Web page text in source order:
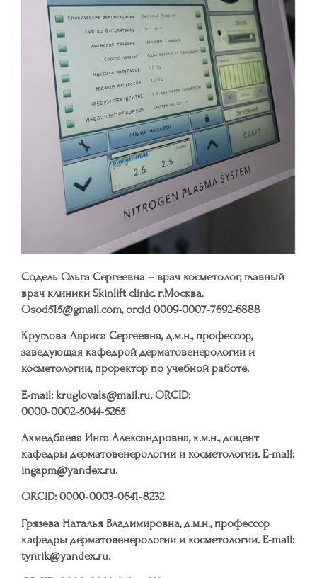
Содель Ольга Сергеевна – врач косметолог, главный
врач клиники Skinlift clinic, г.Москва,
Osod515@gmail.com, orcid 0009-0007-7692-6888
Круглова Лариса Сергеевна, д.м.н., профессор,
заведующая кафедрой дерматовенерологии и
косметологии, проректор по учебной работе.
E-mail: kruglovals@mail.ru. ORCID:
0000‑0002‑5044‑5265
Ахмедбаева Инга Александровна, к.м.н., доцент
кафедры дерматовенерологии и косметологии. E-mail:
ingapm@yandex.ru.
ORCID: 0000‑0003‑0641‑8232
Грязева Наталья Владимировна, д.м.н., профессор
кафедры дерматовенерологии и косметологии. E-mail:
tynrik@yandex.ru.